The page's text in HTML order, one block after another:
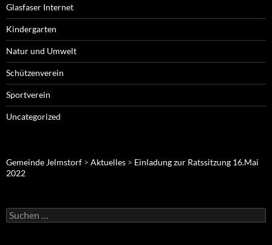
Glasfaser Internet
Kindergarten
Natur und Umwelt
Schützenverein
Sportverein
Uncategorized
Gemeinde Jelmstorf > Aktuelles > Einladung zur Ratssitzung 16.Mai
2022
Suche
nach: